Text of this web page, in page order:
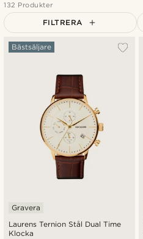
132 Produkter
FILTRERA
Laurens Ternion Stål Dual Time
Klocka
Bästsäljare
Gravera